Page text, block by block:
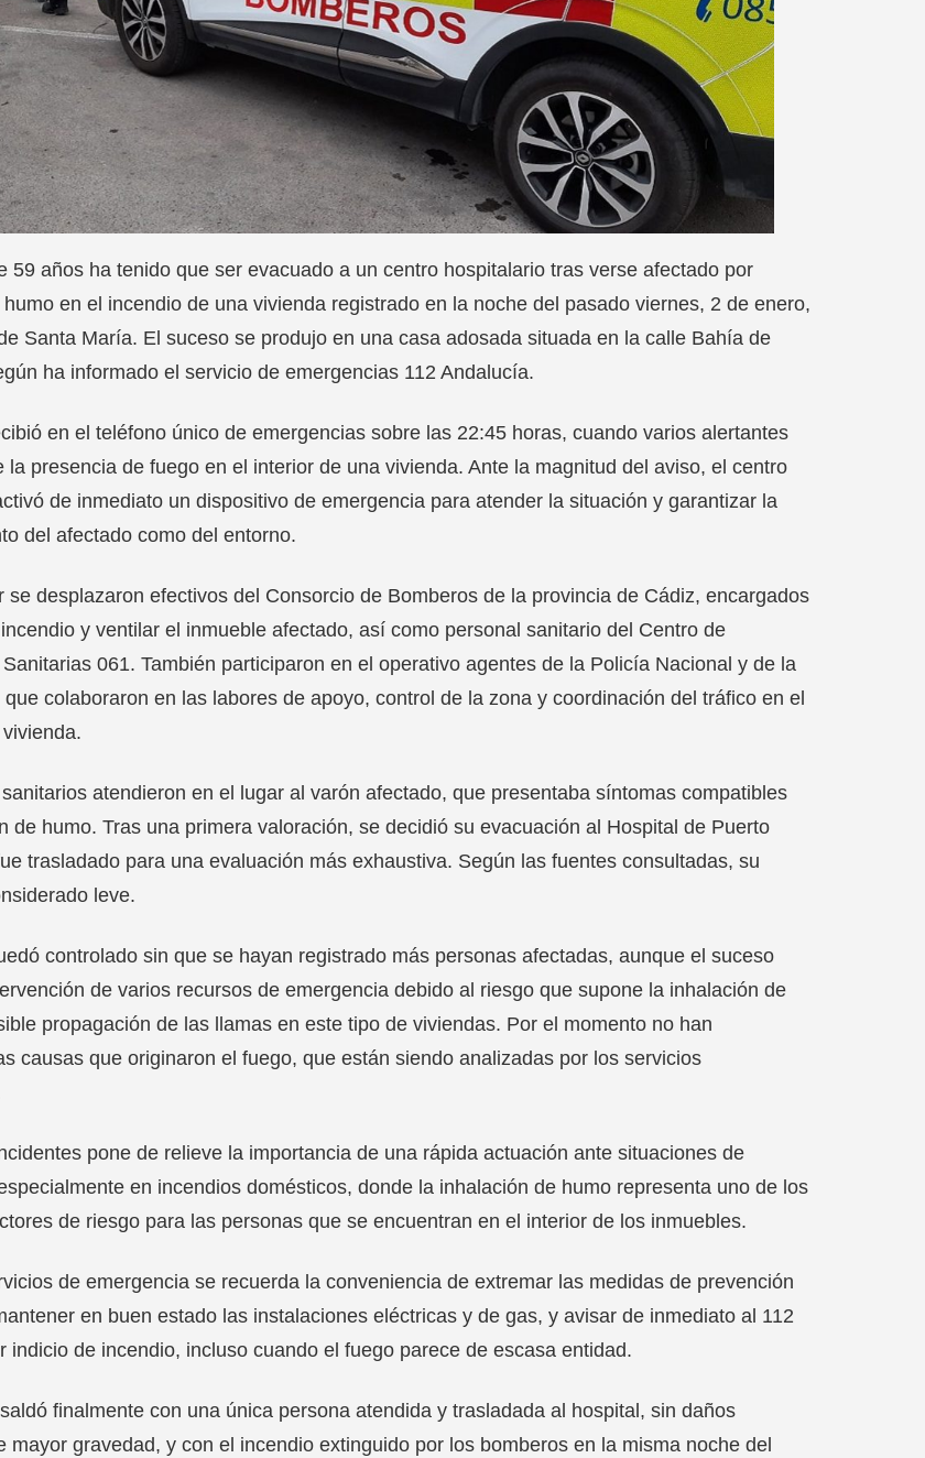
59 años ha tenido que ser evacuado a un centro hospitalario tras verse afectado por
en el incendio de una vivienda registrado en la noche del pasado viernes, 2 de enero,
Santa María. El suceso se produjo en una casa adosada situada en la calle Bahía de
ha informado el servicio de emergencias 112 Andalucía.
en el teléfono único de emergencias sobre las 22:45 horas, cuando varios alertantes
la presencia de fuego en el interior de una vivienda. Ante la magnitud del aviso, el centro
de inmediato un dispositivo de emergencia para atender la situación y garantizar la
del afectado como del entorno.
se desplazaron efectivos del Consorcio de Bomberos de la provincia de Cádiz, encargados
y ventilar el inmueble afectado, así como personal sanitario del Centro de
061. También participaron en el operativo agentes de la Policía Nacional y de la
colaboraron en las labores de apoyo, control de la zona y coordinación del tráfico en el
atendieron en el lugar al varón afectado, que presentaba síntomas compatibles
de humo. Tras una primera valoración, se decidió su evacuación al Hospital de Puerto
trasladado para una evaluación más exhaustiva. Según las fuentes consultadas, su
leve.
controlado sin que se hayan registrado más personas afectadas, aunque el suceso
de varios recursos de emergencia debido al riesgo que supone la inhalación de
propagación de las llamas en este tipo de viviendas. Por el momento no han
causas que originaron el fuego, que están siendo analizadas por los servicios
pone de relieve la importancia de una rápida actuación ante situaciones de
en incendios domésticos, donde la inhalación de humo representa uno de los
de riesgo para las personas que se encuentran en el interior de los inmuebles.
de emergencia se recuerda la conveniencia de extremar las medidas de prevención
en buen estado las instalaciones eléctricas y de gas, y avisar de inmediato al 112
indicio de incendio, incluso cuando el fuego parece de escasa entidad.
finalmente con una única persona atendida y trasladada al hospital, sin daños
mayor gravedad, y con el incendio extinguido por los bomberos en la misma noche del